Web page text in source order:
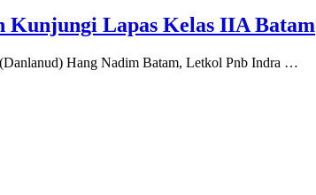
Kunjungi Lapas Kelas IIA Batam
Hang Nadim Batam, Letkol Pnb Indra …